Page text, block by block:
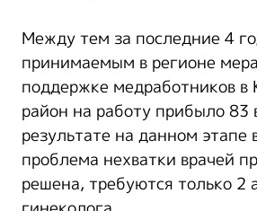
Между тем за последние 4
принимаемым в регионе
поддержке медработников в
район на работу прибыло 83
результате на данном этапе
проблема нехватки врачей
решена, требуются только 2